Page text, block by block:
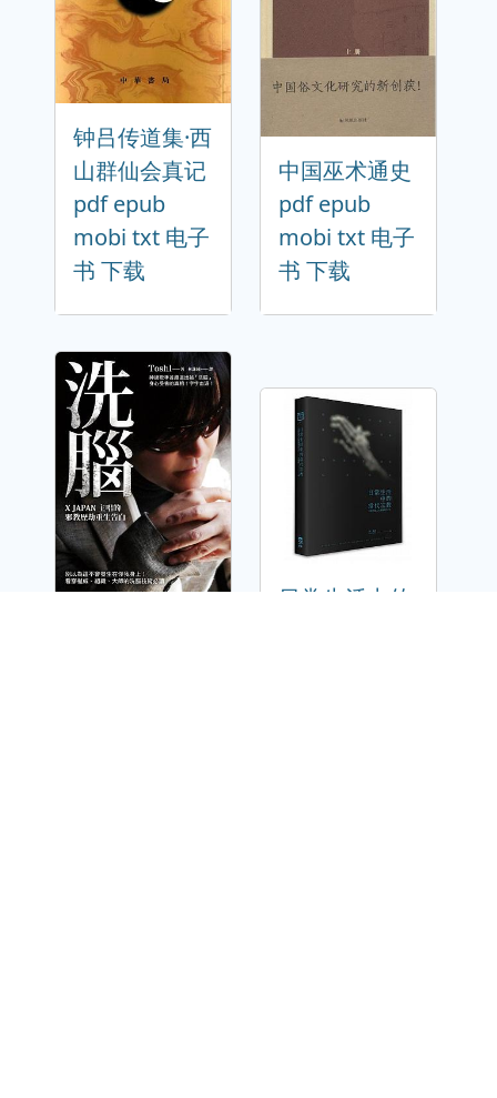
钟吕传道集·西
山群仙会真记
pdf epub
mobi txt 电子
书 下载
中国巫术通史
pdf epub
mobi txt 电子
书 下载
日常生活中的